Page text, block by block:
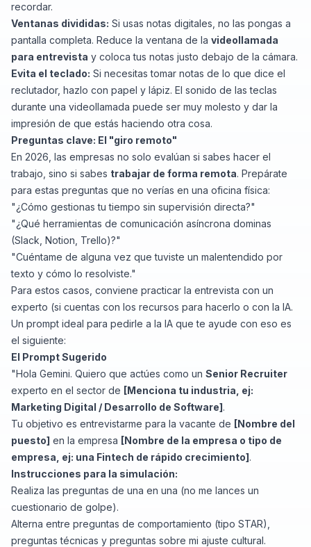
recordar.
Ventanas divididas: Si usas notas digitales, no las pongas a
pantalla completa. Reduce la ventana de la videollamada
para entrevista y coloca tus notas justo debajo de la cámara.
Evita el teclado: Si necesitas tomar notas de lo que dice el
reclutador, hazlo con papel y lápiz. El sonido de las teclas
durante una videollamada puede ser muy molesto y dar la
impresión de que estás haciendo otra cosa.
Preguntas clave: El "giro remoto"
En 2026, las empresas no solo evalúan si sabes hacer el
trabajo, sino si sabes trabajar de forma remota. Prepárate
para estas preguntas que no verías en una oficina física:
"¿Cómo gestionas tu tiempo sin supervisión directa?"
"¿Qué herramientas de comunicación asíncrona dominas
(Slack, Notion, Trello)?"
"Cuéntame de alguna vez que tuviste un malentendido por
texto y cómo lo resolviste."
Para estos casos, conviene practicar la entrevista con un
experto (si cuentas con los recursos para hacerlo o con la IA.
Un prompt ideal para pedirle a la IA que te ayude con eso es
el siguiente:
El Prompt Sugerido
"Hola Gemini. Quiero que actúes como un Senior Recruiter
experto en el sector de [Menciona tu industria, ej:
Marketing Digital / Desarrollo de Software].
Tu objetivo es entrevistarme para la vacante de [Nombre del
puesto] en la empresa [Nombre de la empresa o tipo de
empresa, ej: una Fintech de rápido crecimiento].
Instrucciones para la simulación:
Realiza las preguntas de una en una (no me lances un
cuestionario de golpe).
Alterna entre preguntas de comportamiento (tipo STAR),
preguntas técnicas y preguntas sobre mi ajuste cultural.